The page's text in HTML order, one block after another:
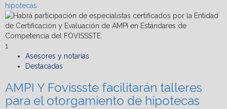
hipotecas
1
Asesores y notarías
Destacadas
AMPI Y Fovissste facilitarán talleres
para el otorgamiento de hipotecas